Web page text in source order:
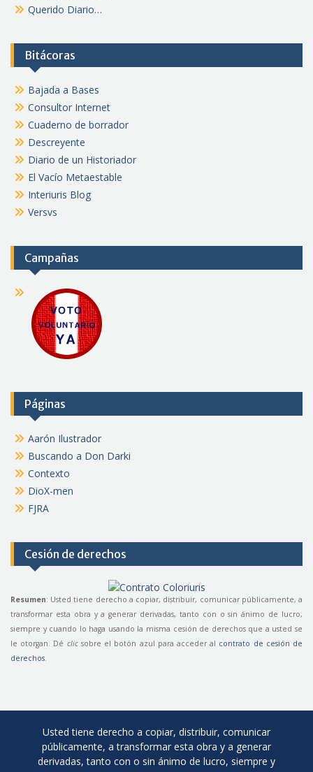
Querido Diario…
Bitácoras
Bajada a Bases
Consultor Internet
Cuaderno de borrador
Descreyente
Diario de un Historiador
El Vacío Metaestable
Interiuris Blog
Versvs
Campañas
Páginas
Aarón Ilustrador
Buscando a Don Darki
Contexto
DioX-men
FJRA
Cesión de derechos
Resumen: Usted tiene derecho a copiar, distribuir, comunicar públicamente, a
transformar esta obra y a generar derivadas, tanto con o sin ánimo de lucro,
siempre y cuando lo haga usando la misma cesión de derechos que a usted se
le otorgan. Dé clicsobre el botón azul para acceder al contrato de cesión de
derechos
Usted tiene derecho a copiar, distribuir, comunicar
públicamente, a transformar esta obra y a generar
derivadas, tanto con o sin ánimo de lucro, siempre y